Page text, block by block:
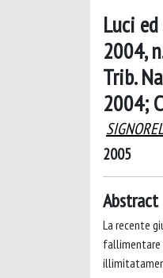
Luci
2004,
Trib.
2004;
2005
Abstract
La recente
fallimentare